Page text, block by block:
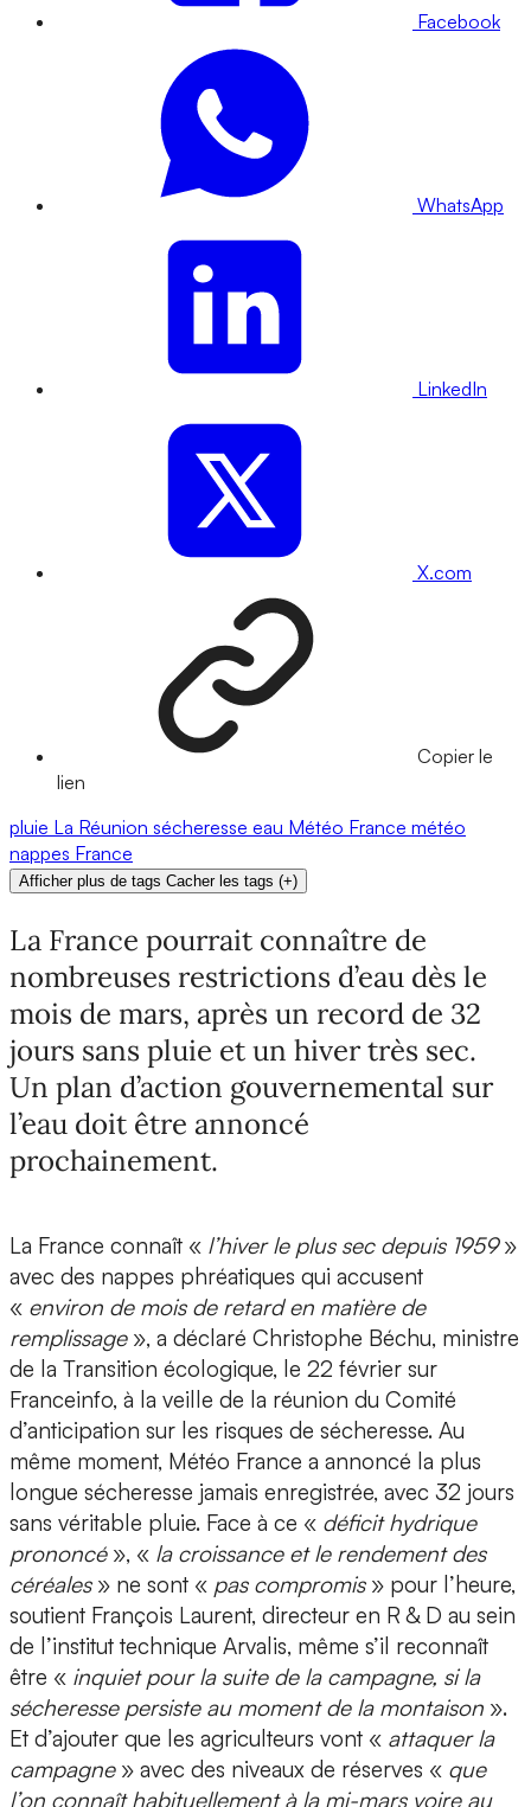
Facebook
WhatsApp
LinkedIn
X.com
Copier le
lien
pluie La Réunion sécheresse eau Météo France météo
nappes France
Afficher plus de tags Cacher les tags (+)
La France pourrait connaître de
nombreuses restrictions d’eau dès le
mois de mars, après un record de 32
jours sans pluie et un hiver très sec.
Un plan d’action gouvernemental sur
l’eau doit être annoncé
prochainement.
La France connaît « l’hiver le plus sec depuis 1959»
avec des nappes phréatiques qui accusent
« environ de mois de retard en matière de
remplissage », a déclaré Christophe Béchu, ministre
de la Transition écologique, le 22 février sur
Franceinfo, à la veille de la réunion du Comité
d’anticipation sur les risques de sécheresse. Au
même moment, Météo France a annoncé la plus
longue sécheresse jamais enregistrée, avec 32 jours
sans véritable pluie. Face à ce « déficit hydrique
prononcé», « la croissance et le rendement des
céréales » ne sont « pas compromis» pour l’heure,
soutient François Laurent, directeur en R & D au sein
de l’institut technique Arvalis, même s’il reconnaît
être « inquiet pour la suite de la campagne, si la
sécheresse persiste au moment de la montaison ».
Et d’ajouter que les agriculteurs vont « attaquer la
campagne » avec des niveaux de réserves « que
l’on connaît habituellement à la mi-mars voire au